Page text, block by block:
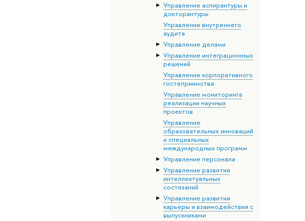
Управление аспирантуры и
докторантуры
Управление внутреннего
аудита
Управление делами
Управление интеграционных
решений
Управление корпоративного
гостеприимства
Управление мониторинга
реализации научных
проектов
Управление
образовательных инноваций
и специальных
международных программ
Управление персонала
Управление развития
интеллектуальных
состязаний
Управление развития
карьеры и взаимодействия с
выпускниками